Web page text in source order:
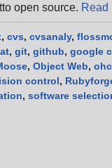
open source. Read
, cvs, cvsanaly,
, git, github, google
, Object Web,
control ,
, software